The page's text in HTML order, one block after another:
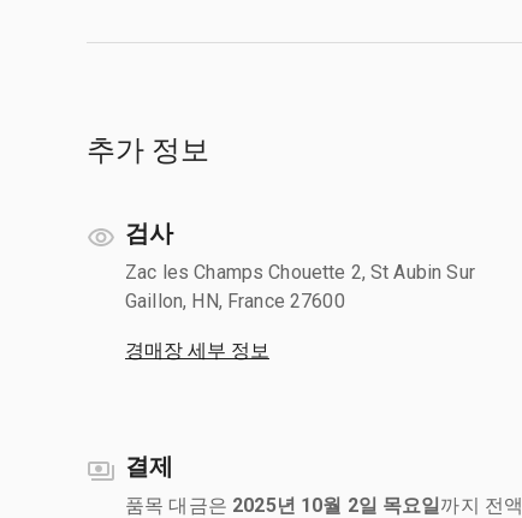
추가 정보
검사
Zac les Champs Chouette 2, St Aubin Sur
Gaillon, HN, France 27600
경매장 세부 정보
결제
품목 대금은 2025년 10월 2일 목요일까지 전액